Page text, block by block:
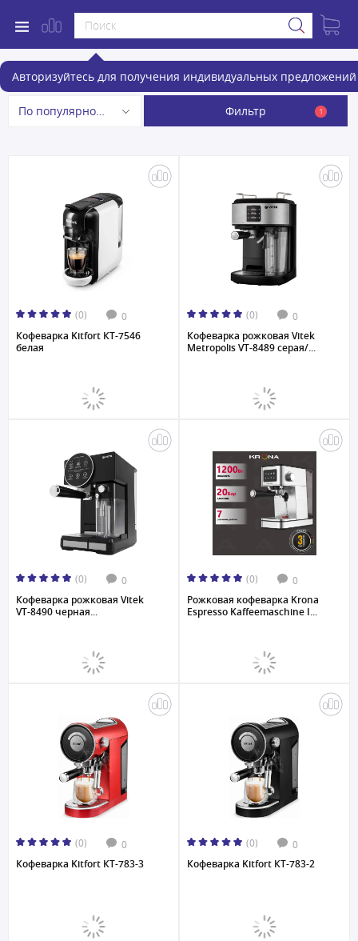
Авторизуйтесь для получения индивидуальных предложений
Рожковые кофеварки
По популярности Фильтр 1
(0) 0
Кофеварка Kitfort КТ-7546
белая
(0) 0
Кофеварка рожковая Vitek
Metropolis VT-8489 серая/...
(0) 0
Кофеварка рожковая Vitek
VT-8490 черная...
(0) 0
Рожковая кофеварка Krona
Espresso Kaffeemaschine I...
(0) 0
Кофеварка Kitfort КТ-783-3
(0) 0
Кофеварка Kitfort КТ-783-2